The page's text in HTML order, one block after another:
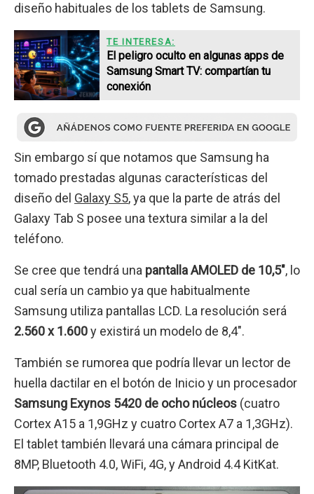
diseño habituales de los tablets de Samsung.
TE INTERESA:
El peligro oculto en algunas apps de
Samsung Smart TV: compartían tu
conexión
Sin embargo sí que notamos que Samsung ha
tomado prestadas algunas características del
diseño del Galaxy S5, ya que la parte de atrás del
Galaxy Tab S posee una textura similar a la del
teléfono.
Se cree que tendrá una pantalla AMOLED de 10,5″, lo
cual sería un cambio ya que habitualmente
Samsung utiliza pantallas LCD. La resolución será
2.560 x 1.600y existirá un modelo de 8,4″.
También se rumorea que podría llevar un lector de
huella dactilar en el botón de Inicio y un procesador
Samsung Exynos 5420 de ocho núcleos (cuatro
Cortex A15 a 1,9GHz y cuatro Cortex A7 a 1,3GHz).
El tablet también llevará una cámara principal de
8MP, Bluetooth 4.0, WiFi, 4G, y Android 4.4 KitKat.